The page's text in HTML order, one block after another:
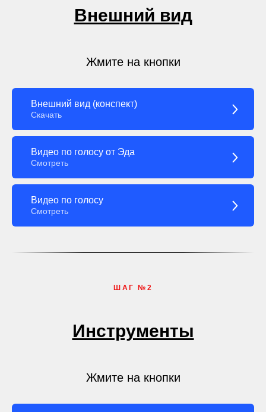
Внешний вид
Жмите на кнопки
Внешний вид (конспект)
Скачать
Видео по голосу от Эда
Смотреть
Видео по голосу
Смотреть
ШАГ №2
Инструменты
Жмите на кнопки